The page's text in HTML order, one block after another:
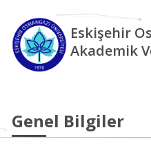
Eskişehir
Akademik
Genel Bilgiler